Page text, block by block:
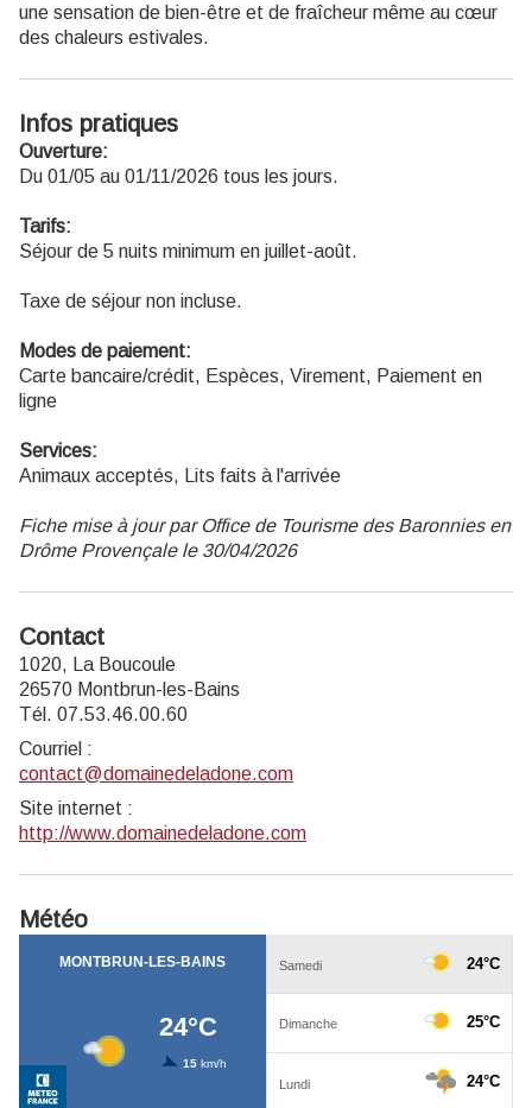
une sensation de bien-être et de fraîcheur même au cœur
des chaleurs estivales.
Infos pratiques
Ouverture:
Du 01/05 au 01/11/2026 tous les jours.
Tarifs:
Séjour de 5 nuits minimum en juillet-août.
Taxe de séjour non incluse.
Modes de paiement:
Carte bancaire/crédit, Espèces, Virement, Paiement en
ligne
Services:
Animaux acceptés, Lits faits à l'arrivée
Fiche mise à jour par Office de Tourisme des Baronnies en
Drôme Provençale le 30/04/2026
Contact
1020, La Boucoule
26570 Montbrun-les-Bains
Tél. 07.53.46.00.60
Courriel :
contact@domainedeladone.com
Site internet :
http://www.domainedeladone.com
Météo